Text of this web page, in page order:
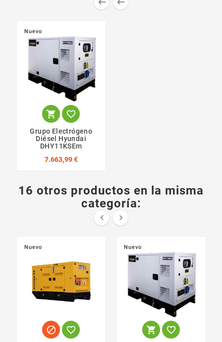
 
Nuevo
 
Grupo Electrógeno
Diésel Hyundai
DHY11KSEm
7.663,99 €
16 otros productos en la misma
categoría:
 
Nuevo
 
Nuevo
 